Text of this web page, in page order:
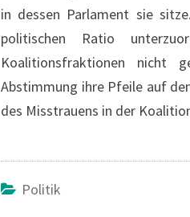
in dessen Parlament sie
politischen Ratio
Koalitionsfraktionen nicht
Abstimmung ihre Pfeile auf
des Misstrauens in der
Politik